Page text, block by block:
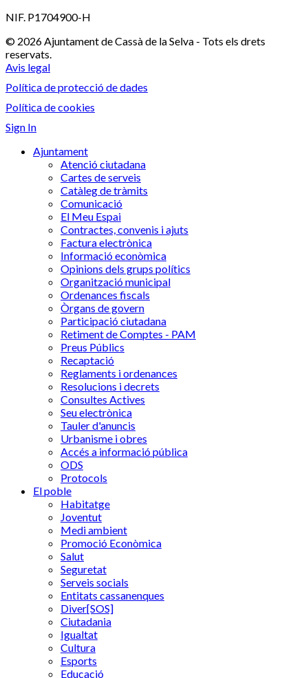
NIF. P1704900-H
© 2026 Ajuntament de Cassà de la Selva - Tots els drets
reservats.
Avis legal
Política de protecció de dades
Política de cookies
Sign In
Ajuntament
Atenció ciutadana
Cartes de serveis
Catàleg de tràmits
Comunicació
El Meu Espai
Contractes, convenis i ajuts
Factura electrònica
Informació econòmica
Opinions dels grups polítics
Organització municipal
Ordenances fiscals
Òrgans de govern
Participació ciutadana
Retiment de Comptes - PAM
Preus Públics
Recaptació
Reglaments i ordenances
Resolucions i decrets
Consultes Actives
Seu electrònica
Tauler d'anuncis
Urbanisme i obres
Accés a informació pública
ODS
Protocols
El poble
Habitatge
Joventut
Medi ambient
Promoció Econòmica
Salut
Seguretat
Serveis socials
Entitats cassanenques
Diver[SOS]
Ciutadania
Igualtat
Cultura
Esports
Educació